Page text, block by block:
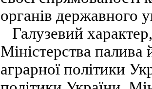
органів державного
Галузевий
Міністерства палива
аграрної політики